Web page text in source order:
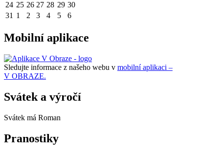
24 25 26 27 28 29 30
31 1 2 3 4 5 6
Mobilní aplikace
Sledujte informace z našeho webu v mobilní aplikaci –
V OBRAZE.
Svátek a výročí
Svátek má Roman
Pranostiky